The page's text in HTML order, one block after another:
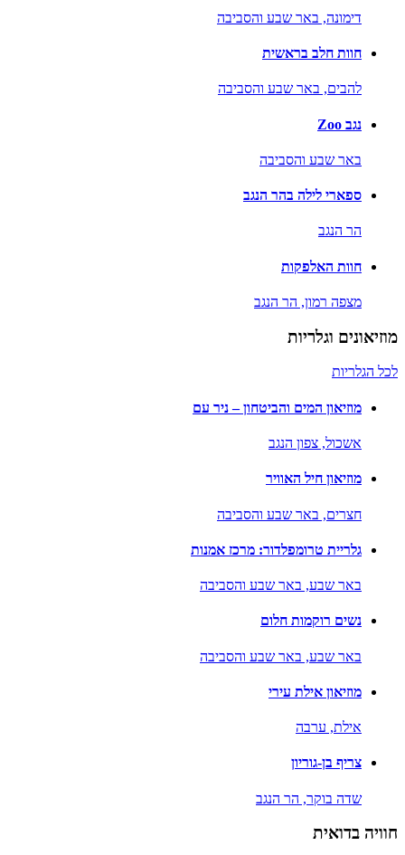
דימונה, באר שבע והסביבה
חוות חלב בראשית
להבים, באר שבע והסביבה
נגב Zoo
באר שבע והסביבה
ספארי לילה בהר הנגב
הר הנגב
חוות האלפקות
מצפה רמון, הר הנגב
מוזיאונים וגלריות
לכל הגלריות
מוזיאון המים והביטחון – ניר עם
אשכול, צפון הנגב
מוזיאון חיל האוויר
חצרים, באר שבע והסביבה
גלריית טרומפלדור: מרכז אמנות
באר שבע, באר שבע והסביבה
נשים רוקמות חלום
באר שבע, באר שבע והסביבה
מוזיאון אילת עירי
אילת, ערבה
צריף בן-גוריון
שדה בוקר, הר הנגב
חוויה בדואית